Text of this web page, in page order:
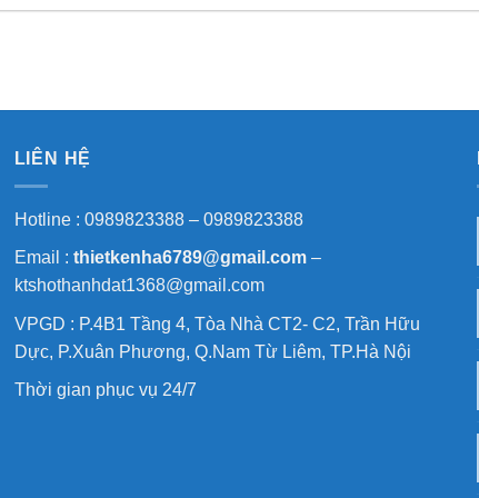
LIÊN HỆ
Hotline : 0989823388 – 0989823388
Email : thietkenha6789@gmail.com–
ktshothanhdat1368@gmail.com
VPGD : P.4B1 Tầng 4, Tòa Nhà CT2- C2, Trần Hữu
Dực, P.Xuân Phương, Q.Nam Từ Liêm, TP.Hà Nội
Thời gian phục vụ 24/7